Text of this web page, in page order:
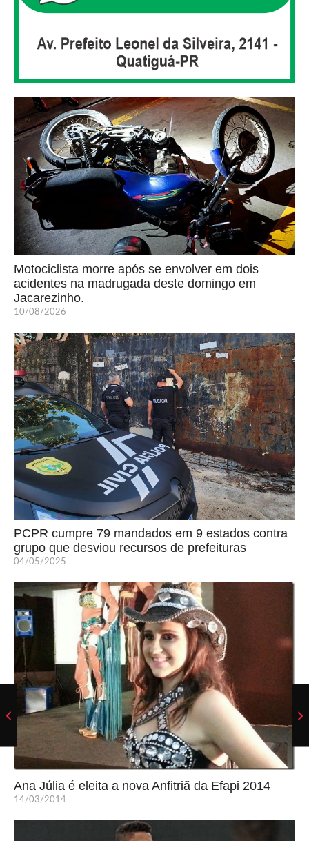
Motociclista morre após se envolver em dois
acidentes na madrugada deste domingo em
Jacarezinho.
10/08/2026
PCPR cumpre 79 mandados em 9 estados contra
grupo que desviou recursos de prefeituras
04/05/2025
Ana Júlia é eleita a nova Anfitriã da Efapi 2014
14/03/2014